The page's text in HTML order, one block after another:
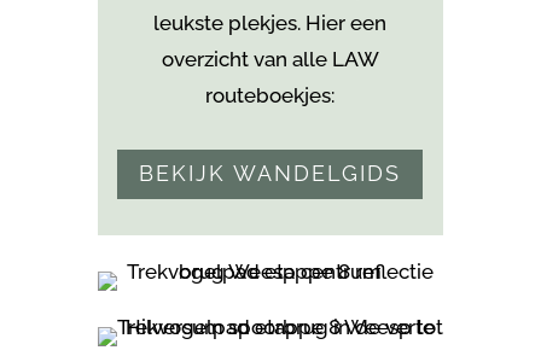
leukste plekjes. Hier een
overzicht van alle LAW
routeboekjes:
BEKIJK WANDELGIDS